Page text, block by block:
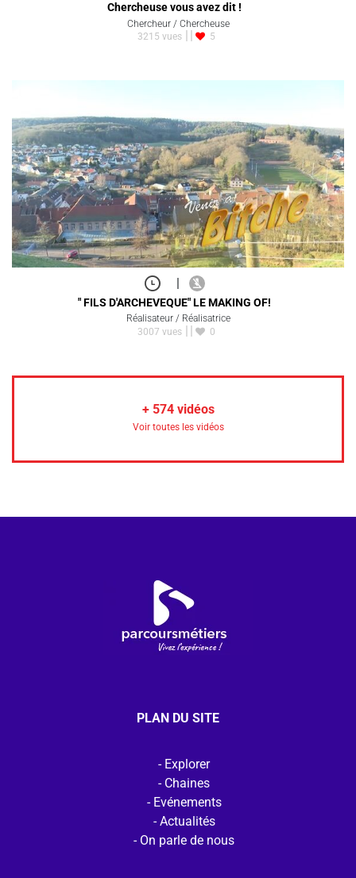
Chercheuse vous avez dit !
Chercheur / Chercheuse
3215 vues
5
|
" FILS D'ARCHEVEQUE" LE MAKING OF!
Réalisateur / Réalisatrice
3007 vues
0
+ 574vidéos
Voir toutes les vidéos
PLAN DU SITE
Explorer
Chaines
Evénements
Actualités
On parle de nous